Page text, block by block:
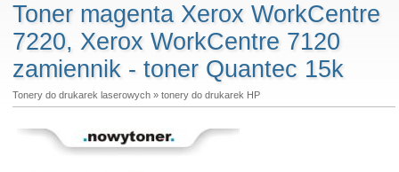
Toner magenta Xerox WorkCentre
7220, Xerox WorkCentre 7120
zamiennik - toner Quantec 15k
Tonery do drukarek laserowych» tonery do drukarek HP